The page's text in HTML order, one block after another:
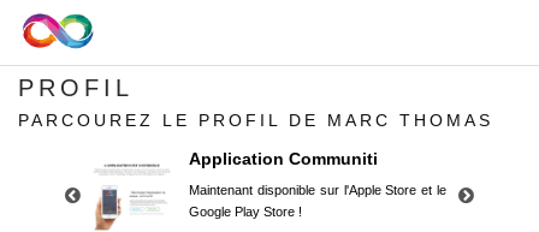
PROFIL
PARCOUREZ LE PROFIL DE MARC THOMAS
Application Communiti
Maintenant disponible sur l'Apple Store et le
Google Play Store !